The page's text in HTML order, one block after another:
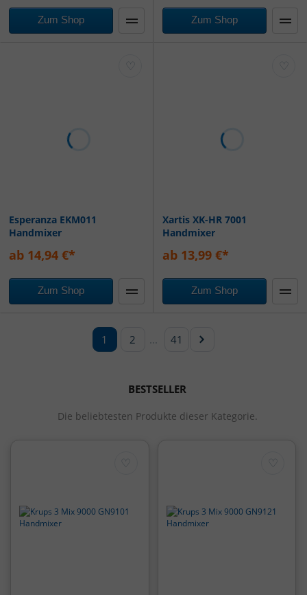
Zum Shop Zum Shop
♡
Esperanza EKM011
Handmixer
ab 14,94 €*
Zum Shop
♡
Xartis XK-HR 7001
Handmixer
ab 13,99 €*
Zum Shop
1 2 ... 41
BESTSELLER
Die beliebtesten Produkte dieser Kategorie.
♡ ♡